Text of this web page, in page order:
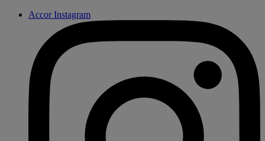
Accor Instagram